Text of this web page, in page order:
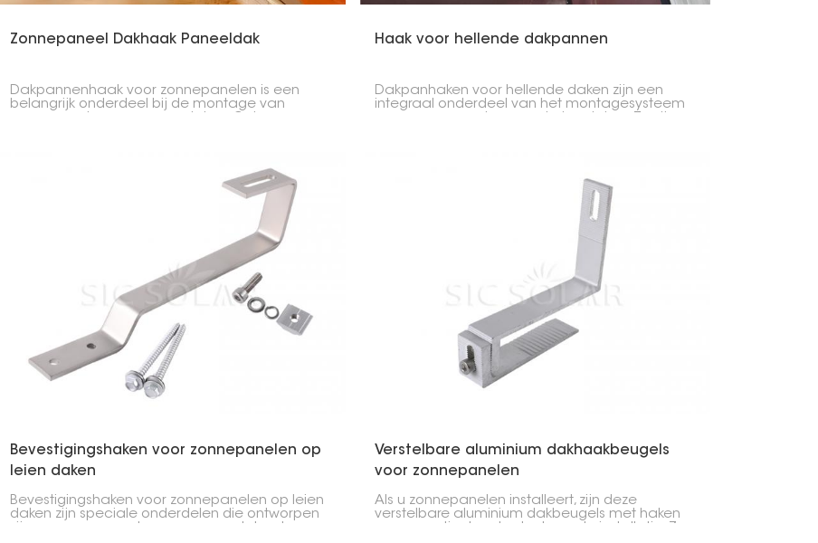
Zonnepaneel Dakhaak Paneeldak
Dakpannenhaak voor zonnepanelen is een
belangrijk onderdeel bij de montage van
Haak voor hellende dakpannen
Dakpanhaken voor hellende daken zijn een
integraal onderdeel van het montagesysteem
Bevestigingshaken voor zonnepanelen op
leien daken
Bevestigingshaken voor zonnepanelen op leien
daken zijn speciale onderdelen die ontworpen
Verstelbare aluminium dakhaakbeugels
voor zonnepanelen
Als u zonnepanelen installeert, zijn deze
verstelbare aluminium dakbeugels met haken